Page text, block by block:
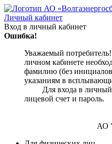
Личный кабинет
Вход в личный кабинет
Ошибка!
Уважаемый
личном кабинете
фамилию (без
указаниям в
Для входа в личный
лицевой
АО